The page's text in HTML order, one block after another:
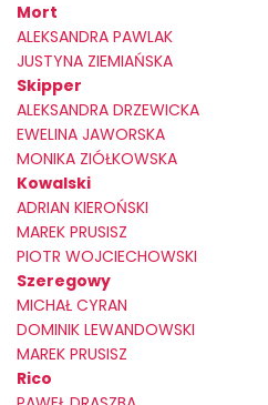
Mort
ALEKSANDRA PAWLAK
JUSTYNA ZIEMIAŃSKA
Skipper
ALEKSANDRA DRZEWICKA
EWELINA JAWORSKA
MONIKA ZIÓŁKOWSKA
Kowalski
ADRIAN KIEROŃSKI
MAREK PRUSISZ
PIOTR WOJCIECHOWSKI
Szeregowy
MICHAŁ CYRAN
DOMINIK LEWANDOWSKI
MAREK PRUSISZ
Rico